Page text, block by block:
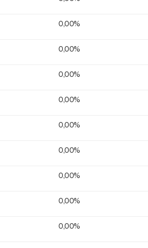
0,00%
0,00%
0,00%
0,00%
0,00%
0,00%
0,00%
0,00%
0,00%